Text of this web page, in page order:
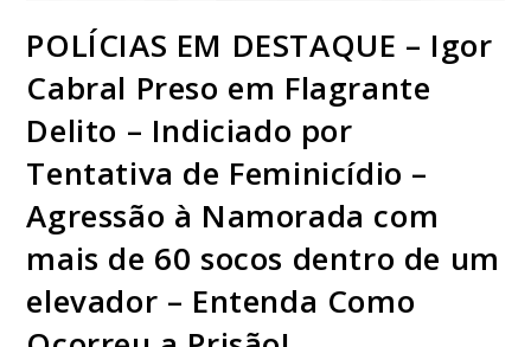
POLÍCIAS EM DESTAQUE – Igor
Cabral Preso em Flagrante
Delito – Indiciado por
Tentativa de Feminicídio –
Agressão à Namorada com
mais de 60 socos dentro de um
elevador – Entenda Como